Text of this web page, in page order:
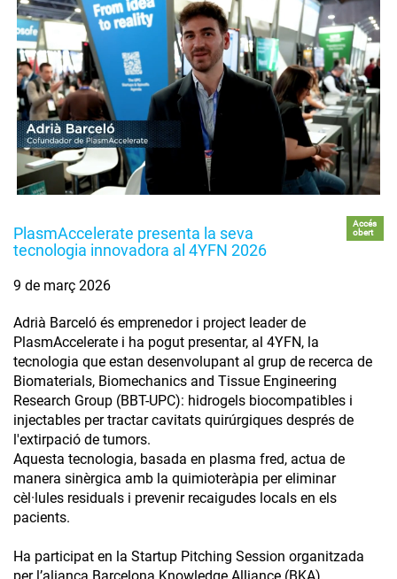
PlasmAccelerate presenta la seva
tecnologia innovadora al 4YFN 2026
Accés
obert
9 de març 2026
Adrià Barceló és emprenedor i project leader de
PlasmAccelerate i ha pogut presentar, al 4YFN, la
tecnologia que estan desenvolupant al grup de recerca de
Biomaterials, Biomechanics and Tissue Engineering
Research Group (BBT-UPC): hidrogels biocompatibles i
injectables per tractar cavitats quirúrgiques després de
l'extirpació de tumors.
Aquesta tecnologia, basada en plasma fred, actua de
manera sinèrgica amb la quimioteràpia per eliminar
cèl·lules residuals i prevenir recaigudes locals en els
pacients.
Ha participat en la Startup Pitching Session organitzada